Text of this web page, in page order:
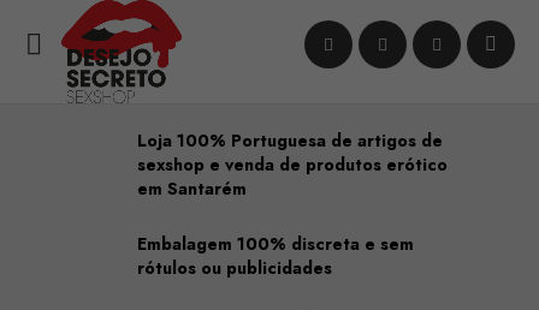

Loja 100% Portuguesa de artigos de
sexshop e venda de produtos erótico
em Santarém
Embalagem 100% discreta e sem
rótulos ou publicidades